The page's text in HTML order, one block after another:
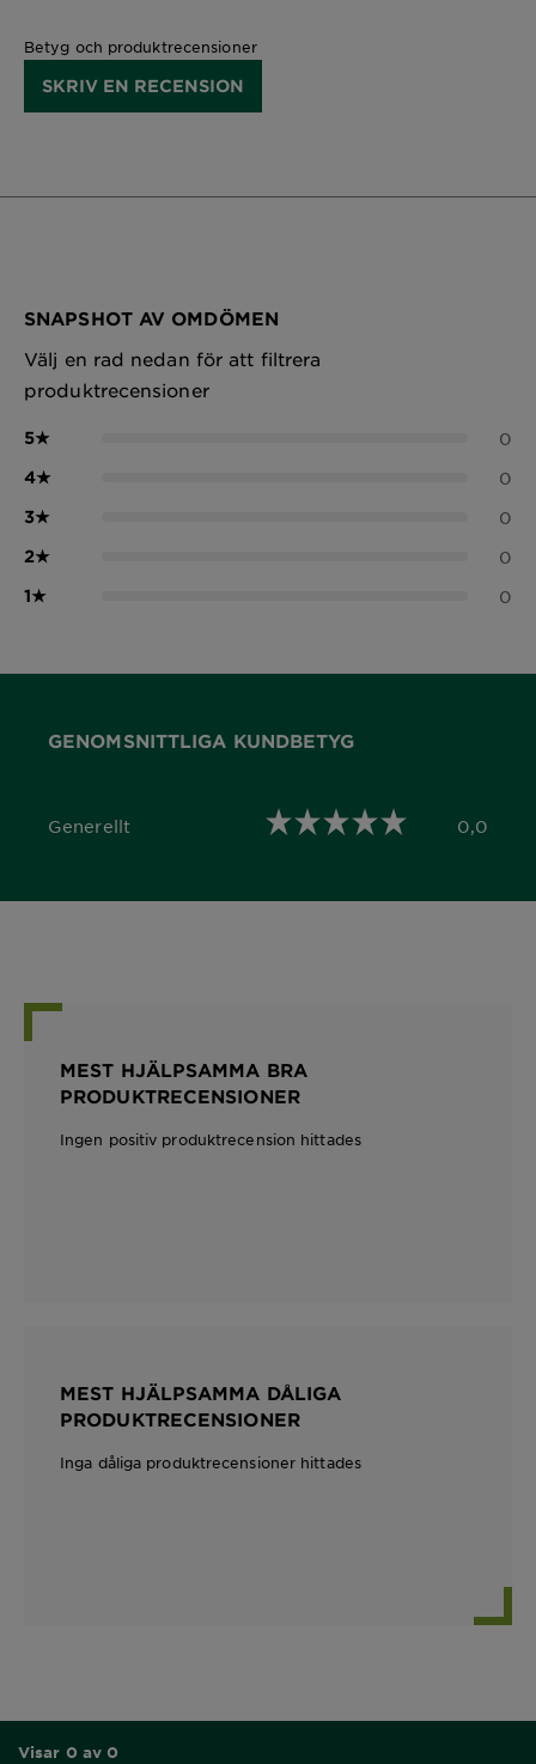
Betyg och produktrecensioner
SKRIV EN RECENSION
SNAPSHOT AV OMDÖMEN
Välj en rad nedan för att filtrera
produktrecensioner
5★ 0
4★ 0
3★ 0
2★ 0
1★ 0
GENOMSNITTLIGA KUNDBETYG
Generellt
0,0 out of 5 stars 0,0
MEST HJÄLPSAMMA BRA
PRODUKTRECENSIONER
Ingen positiv produktrecension hittades
MEST HJÄLPSAMMA DÅLIGA
PRODUKTRECENSIONER
Inga dåliga produktrecensioner hittades
Visar 0 av 0